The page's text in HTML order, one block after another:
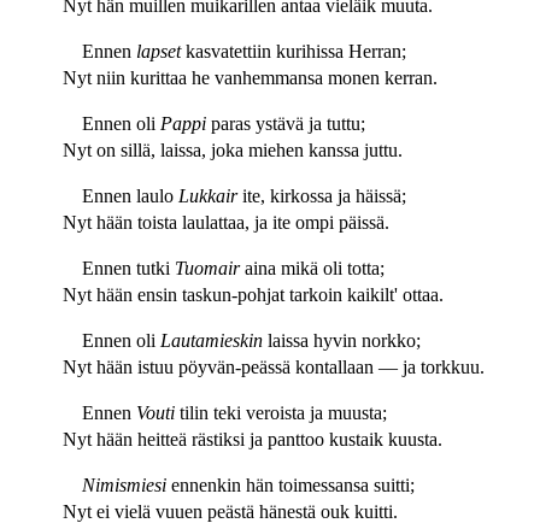
Nyt hän muillen muikarillen antaa vieläik muuta.
Ennen lapsetkasvatettiin kurihissa Herran;
Nyt niin kurittaa he vanhemmansa monen kerran.
Ennen oli Pappiparas ystävä ja tuttu;
Nyt on sillä, laissa, joka miehen kanssa juttu.
Ennen laulo Lukkairite, kirkossa ja häissä;
Nyt hään toista laulattaa, ja ite ompi päissä.
Ennen tutki Tuomairaina mikä oli totta;
Nyt hään ensin taskun-pohjat tarkoin kaikilt' ottaa.
Ennen oli Lautamieskinlaissa hyvin norkko;
Nyt hään istuu pöyvän-peässä kontallaan — ja torkkuu.
Ennen Voutitilin teki veroista ja muusta;
Nyt hään heitteä rästiksi ja panttoo kustaik kuusta.
Nimismiesiennenkin hän toimessansa suitti;
Nyt ei vielä vuuen peästä hänestä ouk kuitti.